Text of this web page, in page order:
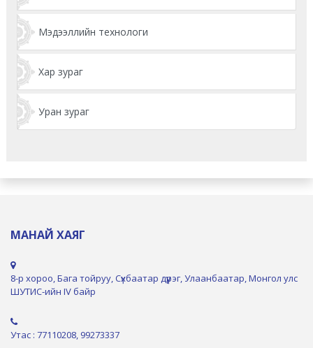
Мэдээллийн технологи
Хар зураг
Уран зураг
МАНАЙ ХАЯГ
8-р хороо, Бага тойруу, Сүхбаатар дүүрэг, Улаанбаатар, Монгол улс
ШУТИС-ийн IV байр
Утас : 77110208, 99273337